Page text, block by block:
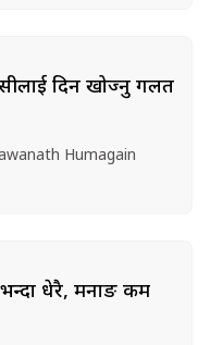
दिन खोज्नु गलत
Humagain
धेरै, मनाङ कम